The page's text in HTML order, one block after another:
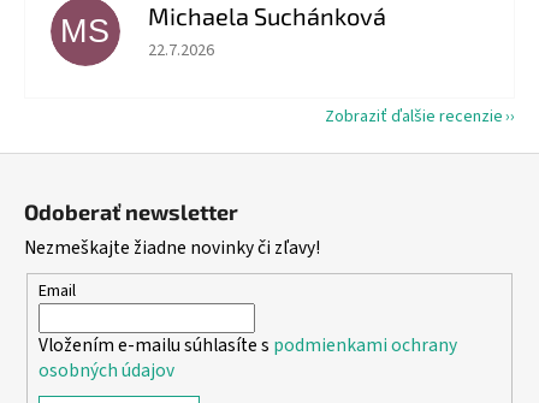
MS Michaela Suchánková
Hodnotenie obchodu je 5 z 5 hviezdičiek.
22.7.2026
Zobraziť ďalšie recenzie
Odoberať newsletter
Nezmeškajte žiadne novinky či zľavy!
Email
Vložením e-mailu súhlasíte s podmienkami ochrany
osobných údajov